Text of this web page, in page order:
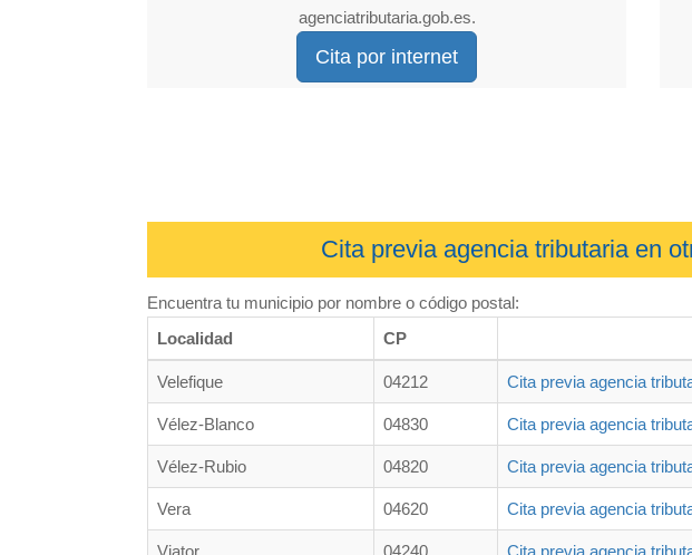
agenciatributaria.gob.es.
Cita por internet
Cita previa agencia tributaria en
Encuentra tu municipio por nombre o código postal:
Localidad
CP
Velefique 04212 Cita previa agencia
Vélez-Blanco 04830 Cita previa agencia
Vélez-Rubio 04820 Cita previa agencia
Vera 04620 Cita previa agencia
Viator 04240 Cita previa agencia